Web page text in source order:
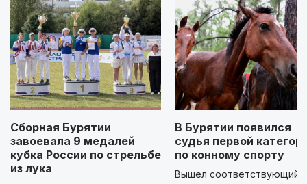
Сборная Бурятии
завоевала 9 медалей
кубка России по стрельбе
из лука
В Бурятии появился
судья первой
по конному спорту
Вышел соответствующий